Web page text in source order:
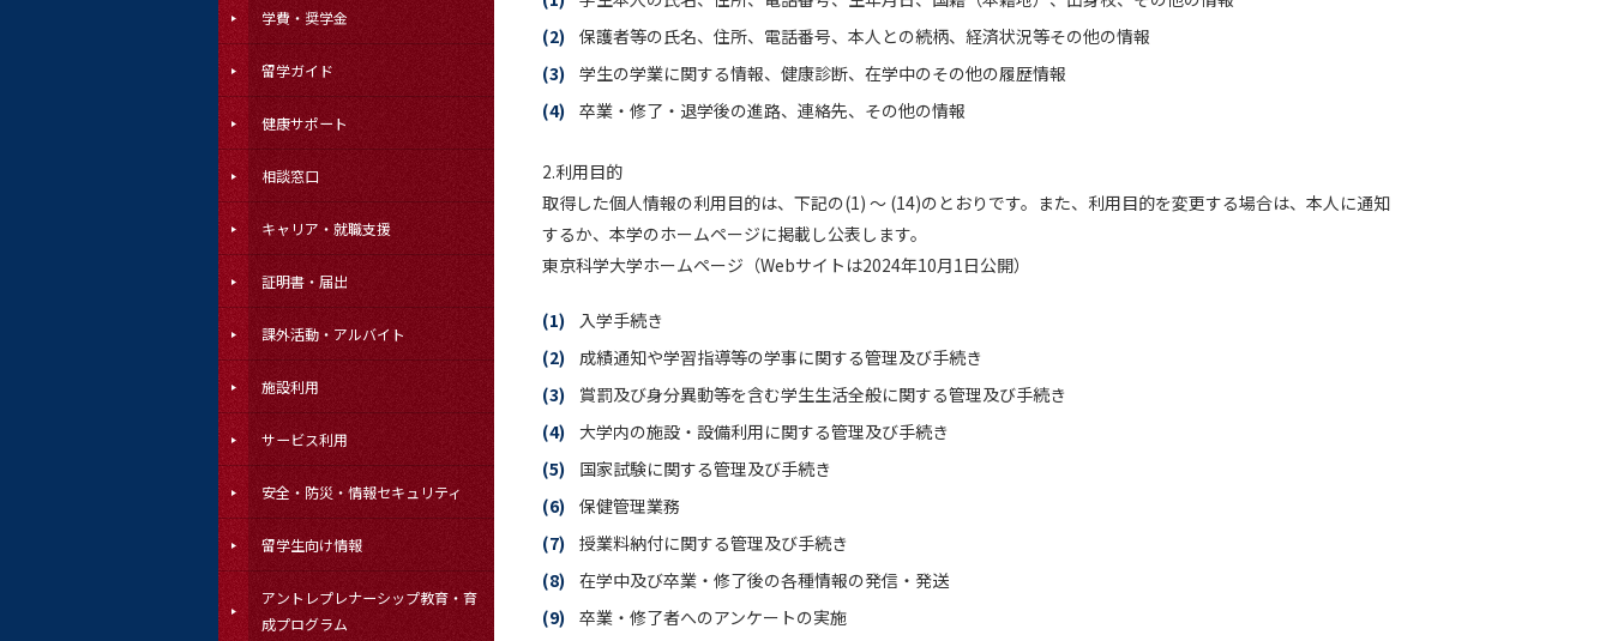
(2)
保護者等の氏名、住所、電話番号、本人との続柄、経済状況等その他の情報
(3)
学生の学業に関する情報、健康診断、在学中のその他の履歴情報
(4)
卒業・修了・退学後の進路、連絡先、その他の情報
2.利用目的
取得した個人情報の利用目的は、下記の(1) ～ (14)のとおりです。また、利用目的を変更する場合は、本人に通知
するか、本学のホームページに掲載し公表します。
東京科学大学ホームページ（Webサイトは2024年10月1日公開）
(1)
入学手続き
(2)
成績通知や学習指導等の学事に関する管理及び手続き
(3)
賞罰及び身分異動等を含む学生生活全般に関する管理及び手続き
(4)
大学内の施設・設備利用に関する管理及び手続き
(5)
国家試験に関する管理及び手続き
(6)
保健管理業務
(7)
授業料納付に関する管理及び手続き
(8)
在学中及び卒業・修了後の各種情報の発信・発送
(9)
卒業・修了者へのアンケートの実施
学費・奨学金
留学ガイド
健康サポート
相談窓口
キャリア・就職支援
証明書・届出
課外活動・アルバイト
施設利用
サービス利用
安全・防災・情報セキュリティ
留学生向け情報
アントレプレナーシップ教育・育
成プログラム